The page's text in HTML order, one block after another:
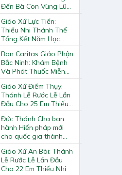
Đến Bà Con Vùng Lũ
Lai Châu
Giáo Xứ Lực Tiến:
Thiếu Nhi Thánh Thể
Tổng Kết Năm Học
Giáo Lý
Ban Caritas Giáo Phận
Bắc Ninh: Khám Bệnh
Và Phát Thuốc Miễn
Phí Tại Giáo Xứ Đồng
Chương
Giáo Xứ Điềm Thụy:
Thánh Lễ Rước Lễ Lần
Đầu Cho 25 Em Thiếu
Nhi
Đức Thánh Cha ban
hành Hiến pháp mới
cho quốc gia thành
Vatican
Giáo Xứ An Bài: Thánh
Lễ Rước Lễ Lần Đầu
Cho 22 Em Thiếu Nhi